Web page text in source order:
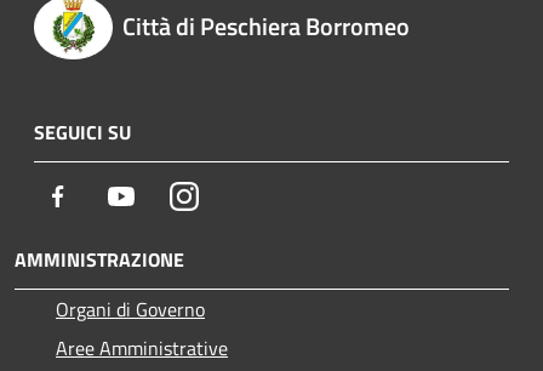
Città di Peschiera Borromeo
SEGUICI SU
Facebook YoutubeInstagram
AMMINISTRAZIONE
Organi di Governo
Aree Amministrative